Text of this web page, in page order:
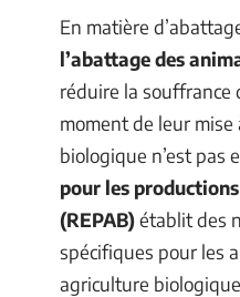
En matière
l’abattage des
réduire la souffrance
moment de leur
biologique n’est pas
pour les
(REPAB)établit des
spécifiques pour les
agriculture